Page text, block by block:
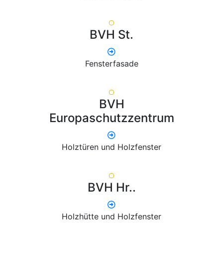
BVH St.
Fensterfasade
BVH
Europaschutzzentrum
Holztüren und Holzfenster
BVH Hr..
Holzhütte und Holzfenster